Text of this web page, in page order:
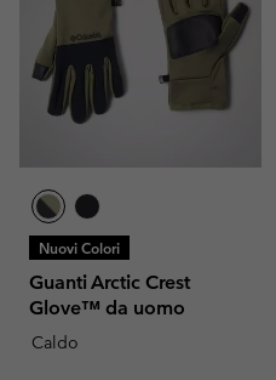
Nuovi Colori
Guanti Arctic Crest
Glove™ da uomo
Caldo